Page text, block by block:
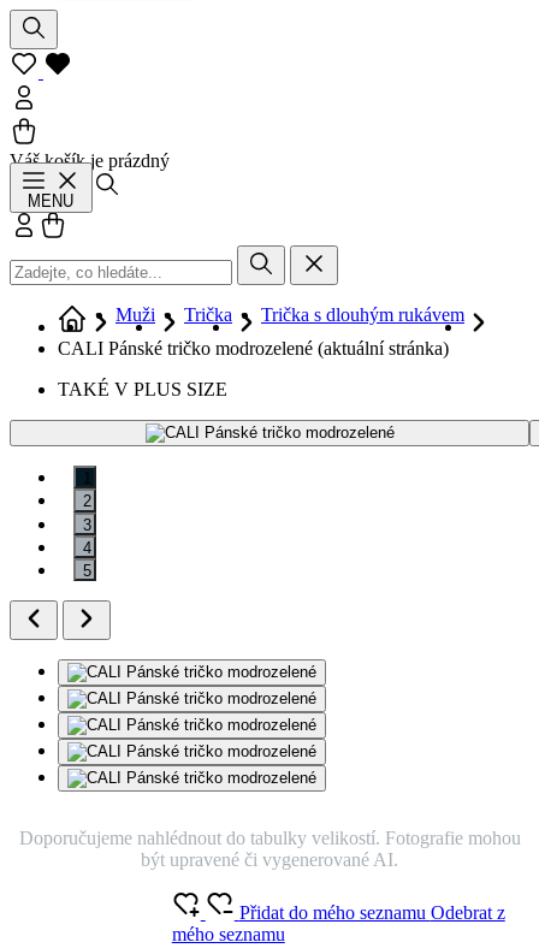
Váš košík je prázdný
MENU
Přihlásit se
Muži Trička
Trička s dlouhým rukávem
CALI Pánské tričko modrozelené (aktuální stránka)
TAKÉ V PLUS SIZE
1
2
3
4
5
Doporučujeme nahlédnout do tabulky velikostí. Fotografie mohou
být upravené či vygenerované AI.
Přidat do mého seznamu Odebrat z
mého seznamu